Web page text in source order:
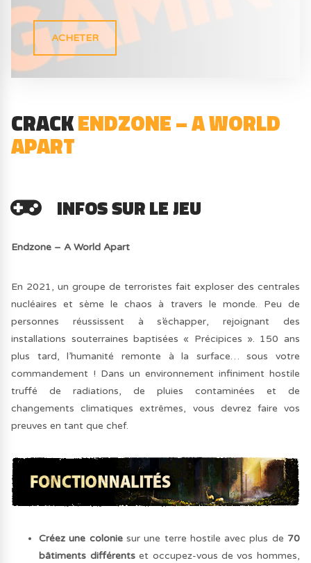
ACHETER
CRACKENDZONE – A WORLD
APART
INFOS SUR LE JEU
Endzone – A World Apart
En 2021, un groupe de terroristes fait exploser des centrales
nucléaires et sème le chaos à travers le monde. Peu de
personnes réussissent à s’échapper, rejoignant des
installations souterraines baptisées « Précipices ». 150 ans
plus tard, l’humanité remonte à la surface… sous votre
commandement ! Dans un environnement infiniment hostile
truffé de radiations, de pluies contaminées et de
changements climatiques extrêmes, vous devrez faire vos
preuves en tant que chef.
Créez une coloniesur une terre hostile avec plus de 70
bâtiments différentset occupez-vous de vos hommes,